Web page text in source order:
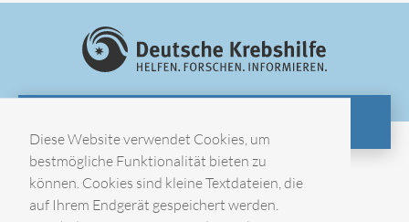
Diese Website verwendet Cookies, um
bestmögliche Funktionalität bieten zu
können. Cookies sind kleine Textdateien, die
auf Ihrem Endgerät gespeichert werden.
Impressum